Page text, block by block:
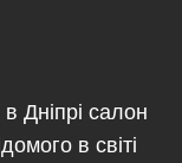
Дніпрі салон
в світі